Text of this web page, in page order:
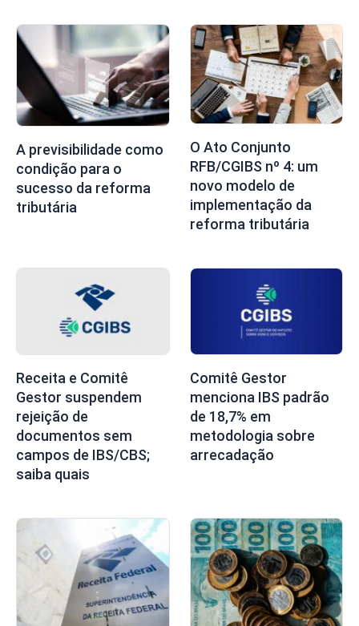
A previsibilidade como
condição para o
sucesso da reforma
tributária
O Ato Conjunto
RFB/CGIBS nº 4: um
novo modelo de
implementação da
reforma tributária
Receita e Comitê
Gestor suspendem
rejeição de
documentos sem
campos de IBS/CBS;
saiba quais
Comitê Gestor
menciona IBS padrão
de 18,7% em
metodologia sobre
arrecadação